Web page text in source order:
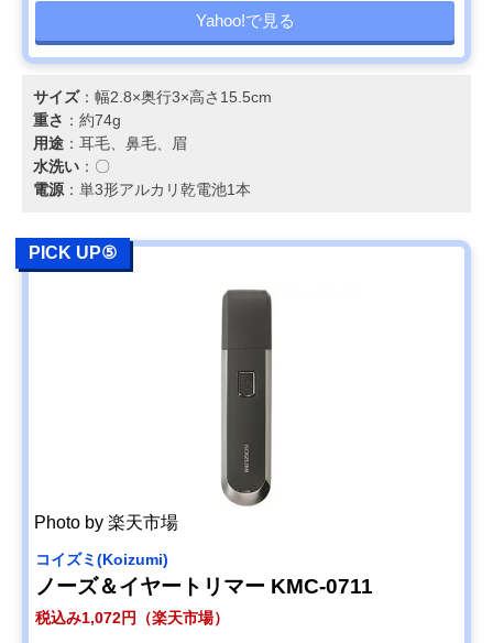
Yahoo!で見る
サイズ：幅2.8×奥行3×高さ15.5cm
重さ ：約74g
用途 ：耳毛、鼻毛、眉
水洗い ：〇
電源 ：単3形アルカリ乾電池1本
PICK UP⑤
Photo by 楽天市場
コイズミ(Koizumi)
ノーズ＆イヤートリマー KMC-0711
税込み1,072円（楽天市場）